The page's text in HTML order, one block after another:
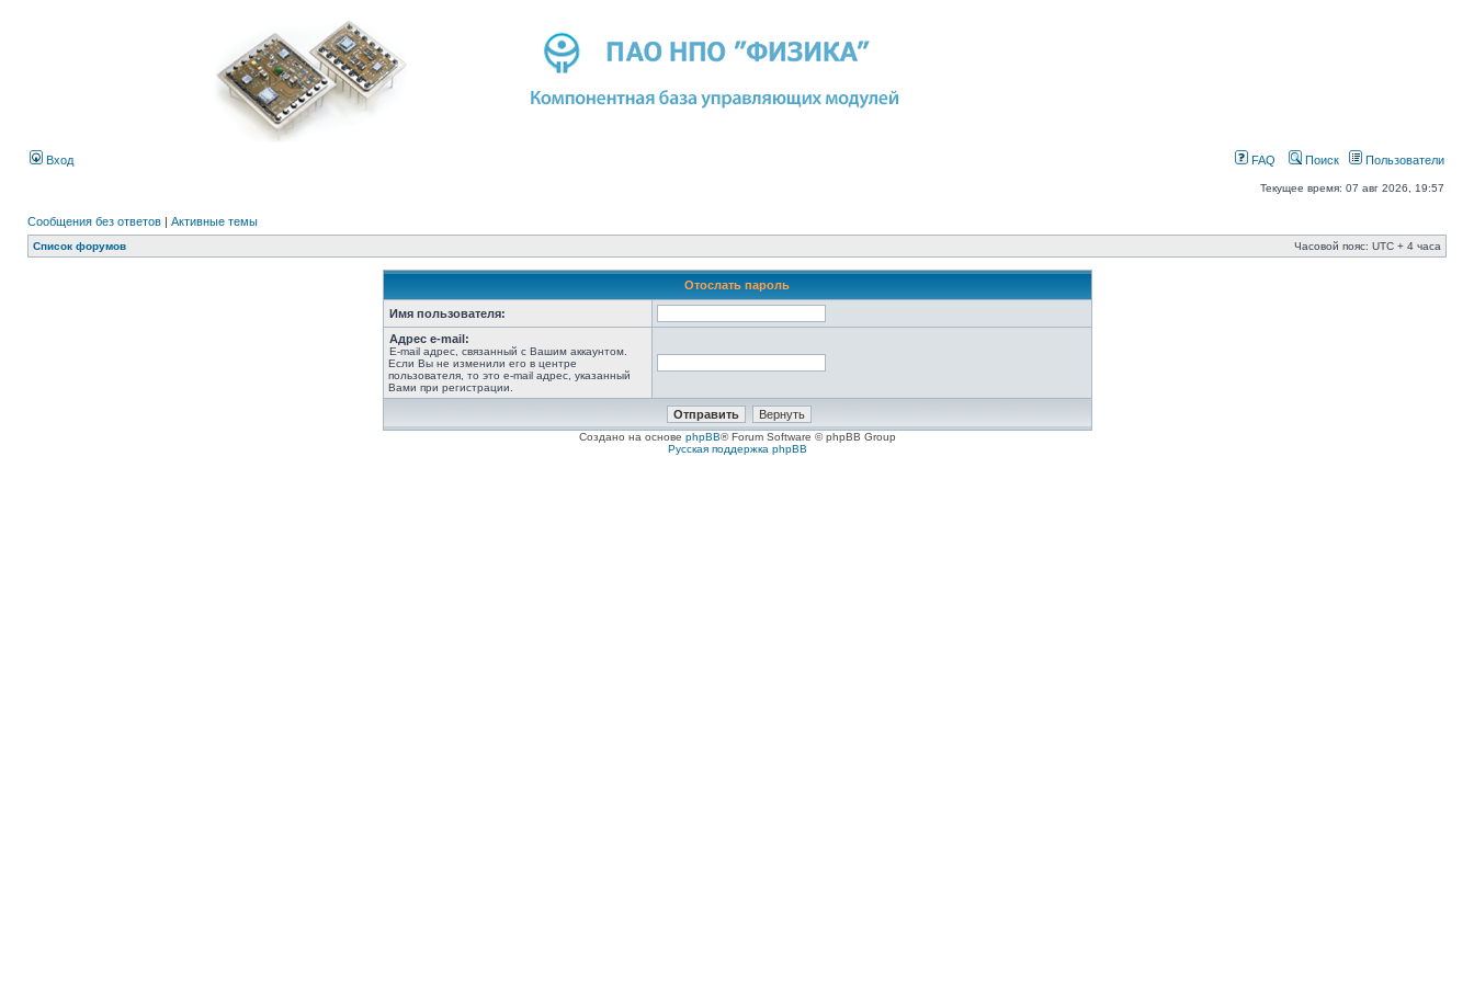
Вход FAQ Поиск Пользователи
Текущее время: 07 авг 2026, 19:57
Сообщения без ответов | Активные темы
Список форумов Часовой пояс: UTC + 4 часа
Отослать пароль
Имя пользователя:
Адрес e-mail:
E-mail адрес, связанный с Вашим аккаунтом.
Если Вы не изменили его в центре
пользователя, то это e-mail адрес, указанный
Вами при регистрации.
Создано на основе phpBB® Forum Software © phpBB Group
Русская поддержка phpBB